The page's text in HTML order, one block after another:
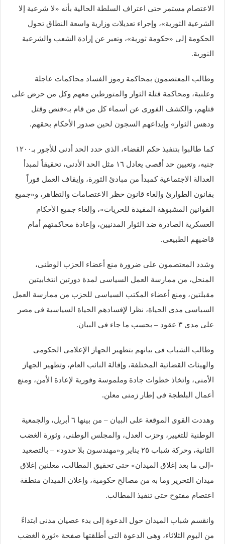
الاعتصام مستمر حتى اعتراف السلطة الحالية بأنه «لا شرعية إلا
الشرعية الثورية»، وإجراء تعديلات وزارية واسعة النطاق تحول
الحكومة إلى «حكومة ثورية»، وتعبر عن إرادة الشعب والشرعية
الثورية.
وطالب المعتصمون بمحاكمة رموز الفساد محاكمات عاجلة
وعلنية، ومحاكمة قتلة الثوار والمتورطين معهم وكل من حرض على
قتلهم، والكشف الفورى عن أسماء كل من قام بـ«قنص وقتل
ودهس الثوار» وإيداعهم السجون لحين صدور الأحكام بحقهم.
كما طالبوا بتنفيذ حكم القضاء، الذى حدد الحد أدنى للأجور بـ١٢٠٠
جنيه، وتعيين حد أقصى يعادل ١٦ مثل الحد الأدنى، تحقيقاً لمبدأ
العدالة الاجتماعية كمبدأ من مبادئ الثورة، وإيقاف العمل فوراً
بقانون الطوارئ وإلغاء قانون حظر الاعتصامات والتظاهر، و«جميع
القوانين المشبوهة المقيدة للحريات»، وإلغاء جميع الأحكام
العسكرية الصادرة ضد الثوار المدنيين، وإعادة محاكمتهم أمام
قاضيهم الطبيعى.
وشدد المعتصمون على ضرورة منع أعضاء الحزب الوطنى،
المنحل، من ممارسة العمل السياسى لمدة دورتين انتخابيتين
مقبلتين، ومنع أعضاء المكتب السياسى للحزب من ممارسة العمل
السياسى مدى الحياة، نظرا لإفسادهم الحياة السياسية فى مصر
على مدى ٣ عقود – بحسب ما جاء فى البيان.
وطالب الشباب فى بيانهم بتطهير الجهاز الإعلامى الحكومى
والهيئات القضائية المختلفة، وإقالة النائب العام، وتطهير الجهاز
الأمنى، واتخاذ خطوات جادة وملموسة وفورية لإعادة الأمن، ومنع
أعمال البلطجة فى إطار زمنى معلن.
وهددت القوى الموقعة على البيان – من بينها ٦ أبريل، والجمعية
الوطنية للتغيير، وحزب العدل، والمجلس الوطنى، وثورة الغضب
الثانية، وحركة شباب ٢٥ يناير و«مهندسون بلا حدود» – بالتصعيد
«إلى ما بعد إغلاق الميدان» حتى تحقيق المطالب، معلنين إغلاق
ميدان التحرير وما به من مصالح حكومية، وإعلان الميدان منطقة
اعتصام مفتوح حتى تنفيذ المطالب.
وانقسم شباب الميدان حول الدعوة إلى بدء عصيان مدنى ابتداءً
من اليوم الثلاثاء، وهى الدعوة التى أطلقتها صفحة «ثورة الغضب